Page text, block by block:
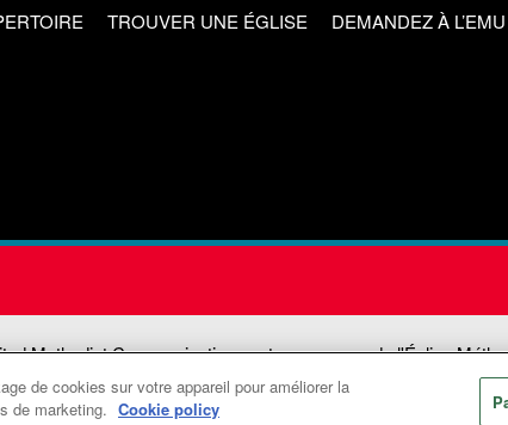
TROUVER UNE ÉGLISE DEMANDEZ À L’EMU
Methodist Communications est une agence de l'Église
©2026Communications Méthodistes Unies. Tous droits
de cookies sur votre appareil pour améliorer la
de marketing. Cookie policy